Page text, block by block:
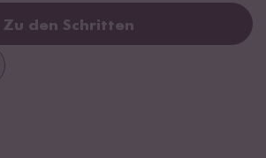
Zu den Schritten